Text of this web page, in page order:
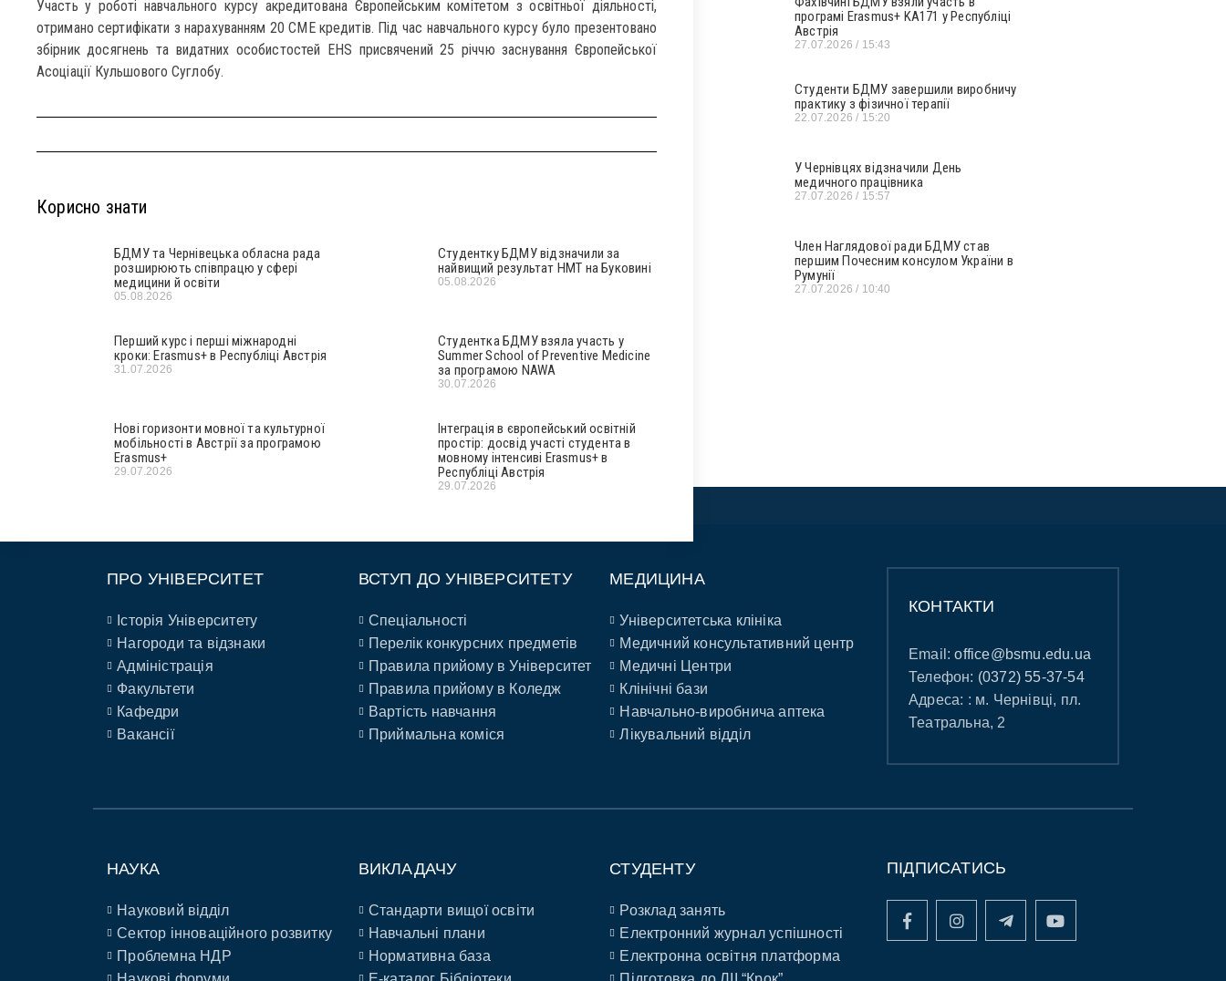
Участь у роботі навчального курсу акредитована Європейським комітетом з освітньої діяльності,
отримано сертифікати з нарахуванням 20 СME кредитів. Під час навчального курсу було презентовано
збірник досягнень та видатних особистостей EHS присвячений 25 річчю заснування Європейської
Асоціації Кульшового Суглобу.
Корисно знати
БДМУ та Чернівецька обласна рада
розширюють співпрацю у сфері
медицини й освіти
05.08.2026
Студентку БДМУ відзначили за
найвищий результат НМТ на Буковині
05.08.2026
Перший курс і перші міжнародні
кроки: Erasmus+ в Республіці Австрія
31.07.2026
Студентка БДМУ взяла участь у
Summer School of Preventive Medicine
за програмою NAWA
30.07.2026
Нові горизонти мовної та культурної
мобільності в Австрії за програмою
Erasmus+
29.07.2026
Інтеграція в європейський освітній
простір: досвід участі студента в
мовному інтенсиві Erasmus+ в
Республіці Австрія
29.07.2026
програмі Erasmus+ KA171 у Республіці
Австрія
27.07.2026 15:43
Студенти БДМУ завершили виробничу
практику з фізичної терапії
22.07.2026 15:20
У Чернівцях відзначили День
медичного працівника
27.07.2026 15:57
Член Наглядової ради БДМУ став
першим Почесним консулом України в
Румунії
27.07.2026 10:40
ПРО УНІВЕРСИТЕТ
Історія Університету
Нагороди та відзнаки
Адміністрація
Факультети
Кафедри
Вакансії
ВСТУП ДО УНІВЕРСИТЕТУ
Спеціальності
Перелік конкурсних предметів
Правила прийому в Університет
Правила прийому в Коледж
Вартість навчання
Приймальна коміся
МЕДИЦИНА
Університетська клініка
Медичний консультативний центр
Медичні Центри
Клінічні бази
Навчально-виробнича аптека
Лікувальний відділ
КОНТАКТИ
Email:office@bsmu.edu.ua
Телефон: (0372) 55-37-54
Адреса: : м. Чернівці, пл.
Театральна, 2
НАУКА
Науковий відділ
Сектор інноваційного розвитку
Проблемна НДР
ВИКЛАДАЧУ
Стандарти вищої освіти
Навчальні плани
Нормативна база
СТУДЕНТУ
Розклад занять
Електронний журнал успішності
Електронна освітня платформа
ПІДПИСАТИСЬ